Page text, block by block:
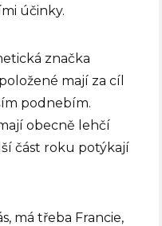
účinky.
značka
mají za cíl
podnebím.
obecně lehčí
část roku potýkají
má třeba Francie,